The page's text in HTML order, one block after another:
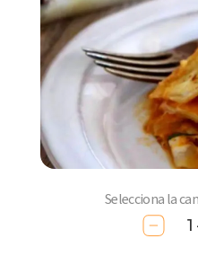
Selecciona la